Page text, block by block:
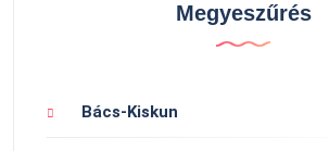
Megyeszűrés
Bács-Kiskun